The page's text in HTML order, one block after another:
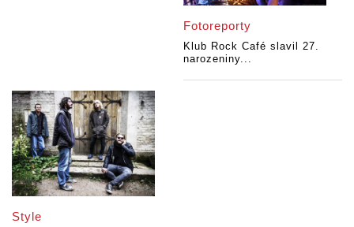
Fotoreporty
Klub Rock Café slavil 27.
narozeniny...
Style